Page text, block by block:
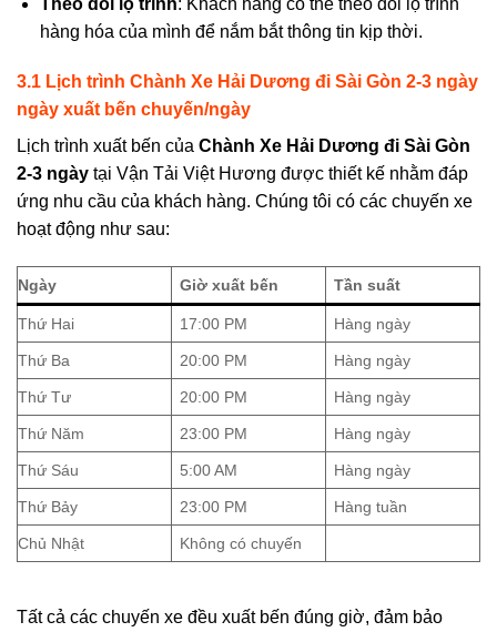
hàng hóa của mình để nắm bắt thông tin kịp thời.
3.1 Lịch trình Chành Xe Hải Dương đi Sài Gòn 2-3 ngày
ngày xuất bến chuyến/ngày
Lịch trình xuất bến của Chành Xe Hải Dương đi Sài Gòn
2-3 ngày tại Vận Tải Việt Hương được thiết kế nhằm đáp
ứng nhu cầu của khách hàng. Chúng tôi có các chuyến xe
hoạt động như sau:
Ngày Giờ xuất bến Tần suất
Thứ Hai 17:00 PM Hàng ngày
Thứ Ba 20:00 PM Hàng ngày
Thứ Tư 20:00 PM Hàng ngày
Thứ Năm 23:00 PM Hàng ngày
Thứ Sáu 5:00 AM Hàng ngày
Thứ Bảy 23:00 PM Hàng tuần
Chủ Nhật Không có chuyến
Tất cả các chuyến xe đều xuất bến đúng giờ, đảm bảo